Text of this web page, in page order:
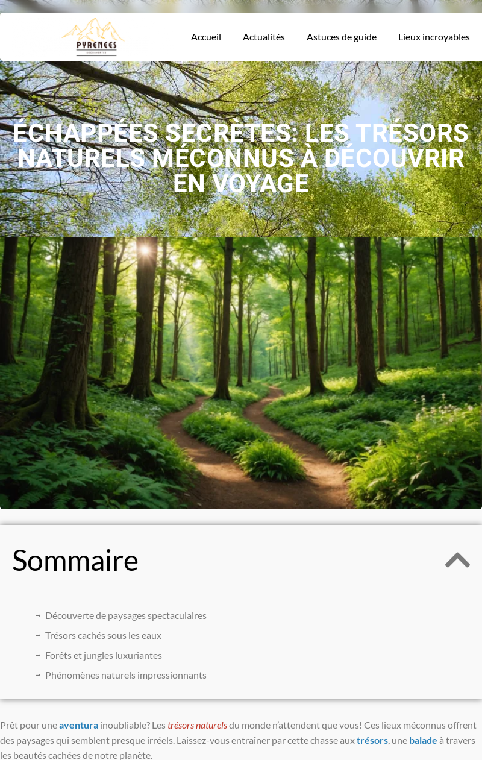
Accueil Actualités Astuces de guide Lieux incroyables
ÉCHAPPÉES SECRÈTES: LES TRÉSORS
NATURELS MÉCONNUS À DÉCOUVRIR
EN VOYAGE
Sommaire
Découverte de paysages spectaculaires
Trésors cachés sous les eaux
Forêts et jungles luxuriantes
Phénomènes naturels impressionnants
Prêt pour uneaventura inoubliable? Lestrésors naturelsdu monde n’attendent que vous! Ces lieux méconnus offrent
des paysages qui semblent presque irréels. Laissez-vous entraîner par cette chasse auxtrésors, une balade à travers
les beautés cachées de notre planète.